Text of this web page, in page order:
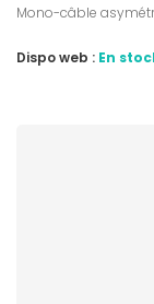
Mono-câble
Dispo web : En